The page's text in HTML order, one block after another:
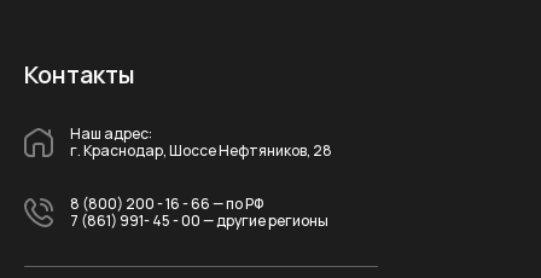
Контакты
Наш адрес:
г. Краснодар, Шоссе Нефтяников, 28
8 (800) 200 - 16 - 66— по РФ
7 (861) 991- 45 - 00— другие регионы